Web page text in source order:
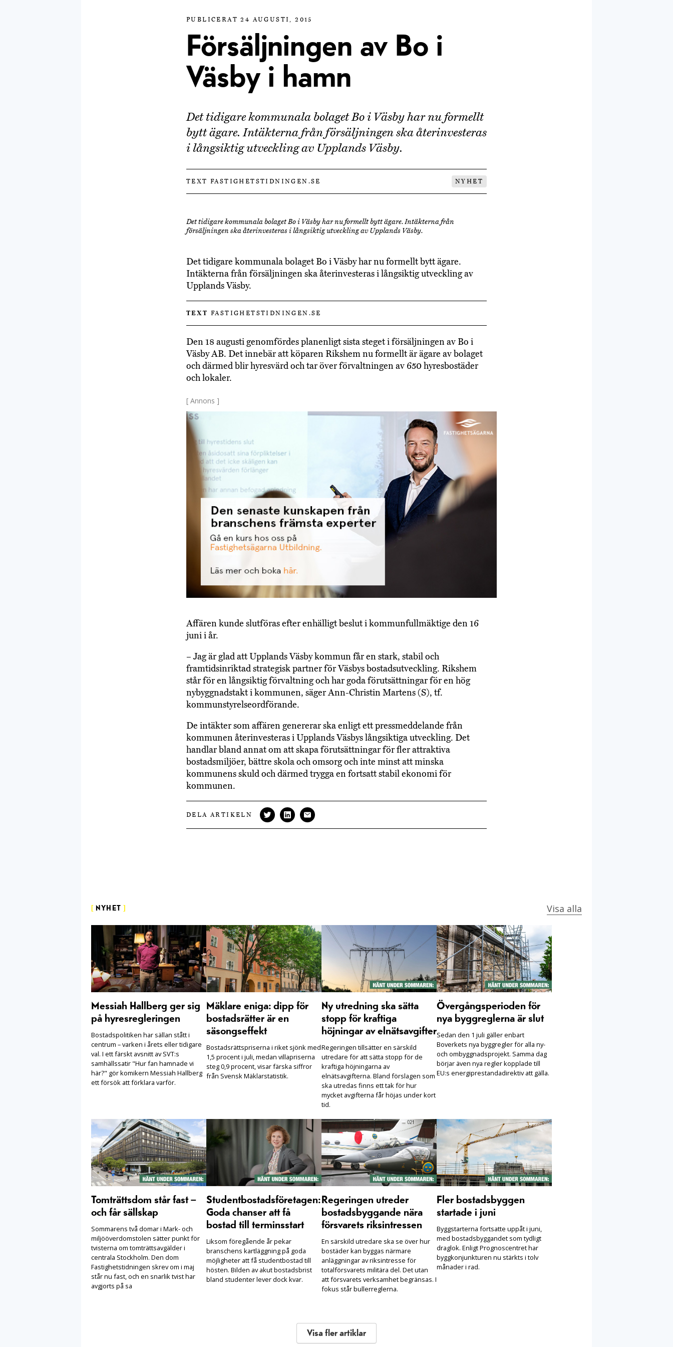
PUBLICERAT 24 AUGUSTI, 2015
Försäljningen av Bo i
Väsby i hamn
Det tidigare kommunala bolaget Bo i Väsby har nu formellt
bytt ägare. Intäkterna från försäljningen ska återinvesteras
i långsiktig utveckling av Upplands Väsby.
TEXT FASTIGHETSTIDNINGEN.SE NYHET
Det tidigare kommunala bolaget Bo i Väsby har nu formellt bytt ägare. Intäkterna från
försäljningen ska återinvesteras i långsiktig utveckling av Upplands Väsby.
Det tidigare kommunala bolaget Bo i Väsby har nu formellt bytt ägare.
Intäkterna från försäljningen ska återinvesteras i långsiktig utveckling av
Upplands Väsby.
TEXT FASTIGHETSTIDNINGEN.SE
Den 18 augusti genomfördes planenligt sista steget i försäljningen av Bo i
Väsby AB. Det innebär att köparen Rikshem nu formellt är ägare av bolaget
och därmed blir hyresvärd och tar över förvaltningen av 650 hyresbostäder
och lokaler.
[ Annons ]
Affären kunde slutföras efter enhälligt beslut i kommunfullmäktige den 16
juni i år.
– Jag är glad att Upplands Väsby kommun får en stark, stabil och
framtidsinriktad strategisk partner för Väsbys bostadsutveckling. Rikshem
står för en långsiktig förvaltning och har goda förutsättningar för en hög
nybyggnadstakt i kommunen, säger Ann-Christin Martens (S), tf.
kommunstyrelseordförande.
De intäkter som affären genererar ska enligt ett pressmeddelande från
kommunen återinvesteras i Upplands Väsbys långsiktiga utveckling. Det
handlar bland annat om att skapa förutsättningar för fler attraktiva
bostadsmiljöer, bättre skola och omsorg och inte minst att minska
kommunens skuld och därmed trygga en fortsatt stabil ekonomi för
kommunen.
DELA ARTIKELN
NYHET Visa alla
Messiah Hallberg ger sig
på hyresregleringen
Bostadspolitiken har sällan stått i
centrum – varken i årets eller tidigare
val. I ett färskt avsnitt av SVT:s
samhällssatir "Hur fan hamnade vi
här?" gör komikern Messiah Hallberg
ett försök att förklara varför.
Mäklare eniga: dipp för
bostadsrätter är en
säsongseffekt
Bostadsrättspriserna i riket sjönk med
1,5 procent i juli, medan villapriserna
steg 0,9 procent, visar färska siffror
från Svensk Mäklarstatistik.
Ny utredning ska sätta
stopp för kraftiga
höjningar av elnätsavgifter
Regeringen tillsätter en särskild
utredare för att sätta stopp för de
kraftiga höjningarna av
elnätsavgifterna. Bland förslagen som
ska utredas finns ett tak för hur
mycket avgifterna får höjas under kort
tid.
Övergångsperioden för
nya byggreglerna är slut
Sedan den 1 juli gäller enbart
Boverkets nya byggregler för alla ny-
och ombyggnadsprojekt. Samma dag
börjar även nya regler kopplade till
EU:s energiprestandadirektiv att gälla.
Tomträttsdom står fast –
och får sällskap
Sommarens två domar i Mark- och
miljööverdomstolen sätter punkt för
tvisterna om tomträttsavgälder i
centrala Stockholm. Den dom
Fastighetstidningen skrev om i maj
står nu fast, och en snarlik tvist har
avgjorts på sa
Studentbostadsföretagen:
Goda chanser att få
bostad till terminsstart
Liksom föregående år pekar
branschens kartläggning på goda
möjligheter att få studentbostad till
hösten. Bilden av akut bostadsbrist
bland studenter lever dock kvar.
Regeringen utreder
bostadsbyggande nära
försvarets riksintressen
En särskild utredare ska se över hur
bostäder kan byggas närmare
anläggningar av riksintresse för
totalförsvarets militära del. Det utan
att försvarets verksamhet begränsas. I
fokus står bullerreglerna.
Fler bostadsbyggen
startade i juni
Byggstarterna fortsatte uppåt i juni,
med bostadsbyggandet som tydligt
draglok. Enligt Prognoscentret har
byggkonjunkturen nu stärkts i tolv
månader i rad.
Visa fler artiklar